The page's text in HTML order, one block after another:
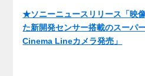
★ソニーニュースリリース「映
た新開発センサー搭載のスーパ
Cinema Lineカメラ発売」